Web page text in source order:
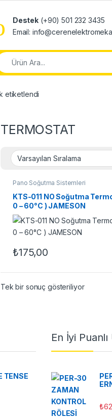
Destek (+90) 501 232 3435
Email:
for:
etiketlendi
TERMOSTAT
Pano Soğutma Sistemleri
KTS-011 NO Soğutma
0 – 60°C ) JAMESON
₺175,00
Tek bir sonuç gösteriliyor
TENSE
En İyi
₺